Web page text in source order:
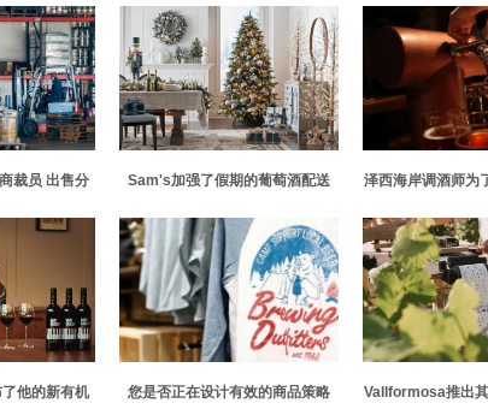
裁员 出售分
Sam's加强了假期的葡萄酒配送 泽西海岸调酒师为
他的新有机
您是否正在设计有效的商品策略
Vallformosa推出